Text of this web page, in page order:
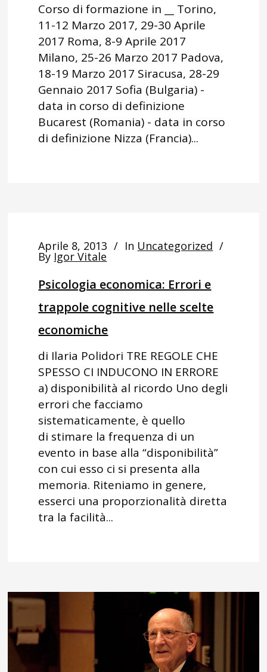
Corso di formazione in __ Torino,
11-12 Marzo 2017, 29-30 Aprile
2017 Roma, 8-9 Aprile 2017
Milano, 25-26 Marzo 2017 Padova,
18-19 Marzo 2017 Siracusa, 28-29
Gennaio 2017 Sofia (Bulgaria) -
data in corso di definizione
Bucarest (Romania) - data in corso
di definizione Nizza (Francia)...
Aprile 8, 2013 In Uncategorized
By Igor Vitale
Psicologia economica: Errori e
trappole cognitive nelle scelte
economiche
di Ilaria Polidori TRE REGOLE CHE
SPESSO CI INDUCONO IN ERRORE
a) disponibilità al ricordo Uno degli
errori che facciamo
sistematicamente, è quello
di stimare la frequenza di un
evento in base alla “disponibilità”
con cui esso ci si presenta alla
memoria. Riteniamo in genere,
esserci una proporzionalità diretta
tra la facilità...